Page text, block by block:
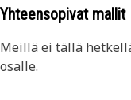
Yhteensopivat mallit
Meillä ei tällä
osalle.